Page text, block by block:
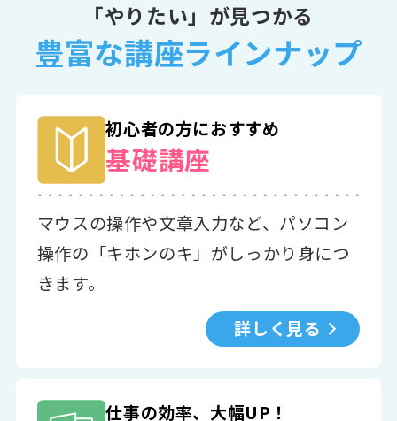
「やりたい」が見つかる
豊富な講座ラインナップ
初心者の方におすすめ
基礎講座
マウスの操作や文章入力など、パソコン
操作の「キホンのキ」がしっかり身につ
きます。
詳しく見る
仕事の効率、大幅UP！